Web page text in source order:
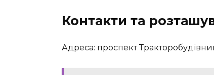
Контакти та
Адреса: проспект